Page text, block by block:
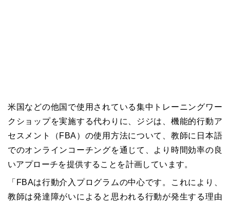
米国などの他国で使用されている集中トレーニングワー
クショップを実施する代わりに、ジジは、機能的行動ア
セスメント（FBA）の使用方法について、教師に日本語
でのオンラインコーチングを通じて、より時間効率の良
いアプローチを提供することを計画しています。
「FBAは行動介入プログラムの中心です。これにより、
教師は発達障がいによると思われる行動が発生する理由